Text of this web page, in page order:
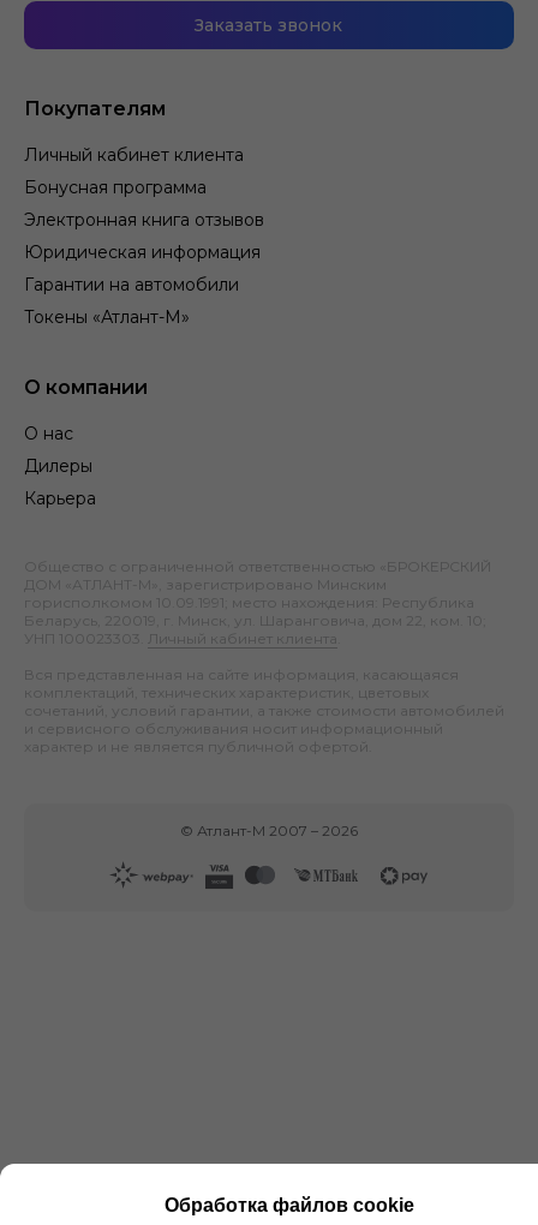
Покупателям
Личный кабинет клиента
Бонусная программа
Электронная книга отзывов
Юридическая информация
Гарантии на автомобили
Токены «Атлант-М»
О компании
О нас
Дилеры
Карьера
Заказать звонок
Общество с ограниченной ответственностью «БРОКЕРСКИЙ
ДОМ «АТЛАНТ-М», зарегистрировано Минским
горисполкомом 10.09.1991; место нахождения: Республика
Беларусь, 220019, г. Минск, ул. Шаранговича, дом 22, ком. 10;
УНП 100023303.
Личный кабинет клиента
Вся представленная на сайте информация, касающаяся
комплектаций, технических характеристик, цветовых
сочетаний, условий гарантии, а также стоимости автомобилей
и сервисного обслуживания носит информационный
характер и не является публичной офертой.
© Атлант-М 2007 – 2026
Обработка файлов cookie